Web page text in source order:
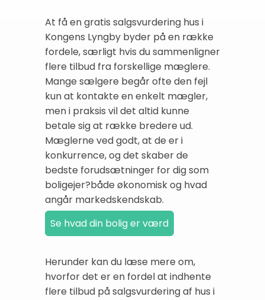
At få en gratis salgsvurdering hus i
Kongens Lyngby byder på en række
fordele, særligt hvis du sammenligner
flere tilbud fra forskellige mæglere.
Mange sælgere begår ofte den fejl
kun at kontakte en enkelt mægler,
men i praksis vil det altid kunne
betale sig at række bredere ud.
Mæglerne ved godt, at de er i
konkurrence, og det skaber de
bedste forudsætninger for dig som
boligejer?både økonomisk og hvad
angår markedskendskab.
Herunder kan du læse mere om,
hvorfor det er en fordel at indhente
flere tilbud på salgsvurdering af hus i